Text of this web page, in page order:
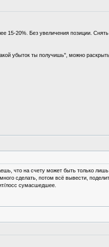
15-20%. Без увеличения позиции.
убыток ты получишь", можно
что на счету может быть только
сделать, потом всё вывести,
лосс сумасшедшее.